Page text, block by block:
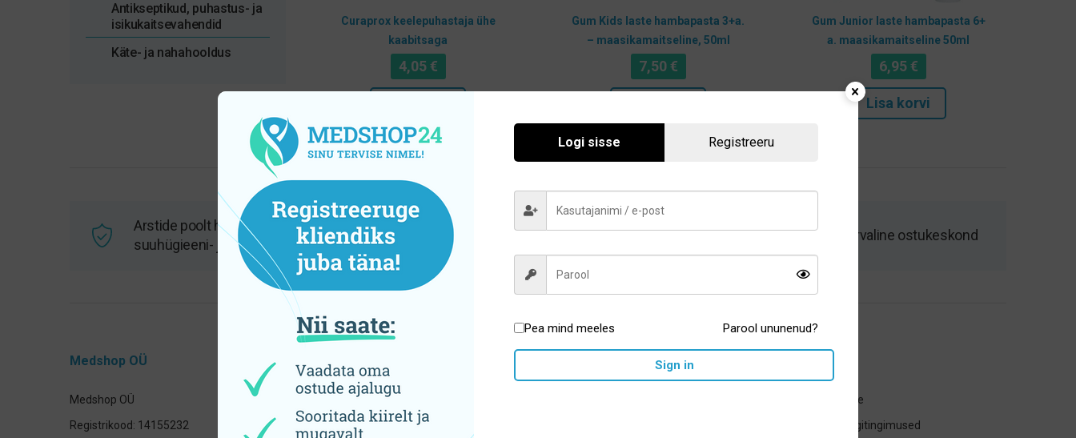
Antikseptikud, puhastus- ja
isikukaitsevahendid
Käte- ja nahahooldus
Curaprox keelepuhastaja ühe
kaabitsaga
4,05€
Gum Kids laste hambapasta 3+a.
– maasikamaitseline, 50ml
7,50€
Gum Junior laste hambapasta 6+
a. maasikamaitseline 50ml
6,95€
Lisa korvi
Arstide poolt heaks kiidetud
suuhügieeni- ja tervisetooted
Hoolikalt valitud sortiment Kiire tarne ja turvaline ostukeskond
Medshop OÜ
Medshop OÜ
Registrikood: 14155232
Tootekategooriad
Hambaharjad- pastad ja suuveed
Elektrilised hambaharjad, irrigaatorid ja
Tagasta toode
Ostu- ja müügitingimused
Logi sisse Registreeru
Pea mind meeles Parool ununenud?
Sign in